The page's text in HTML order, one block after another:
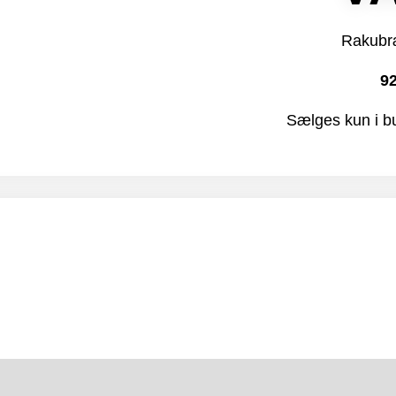
Sælges kun i